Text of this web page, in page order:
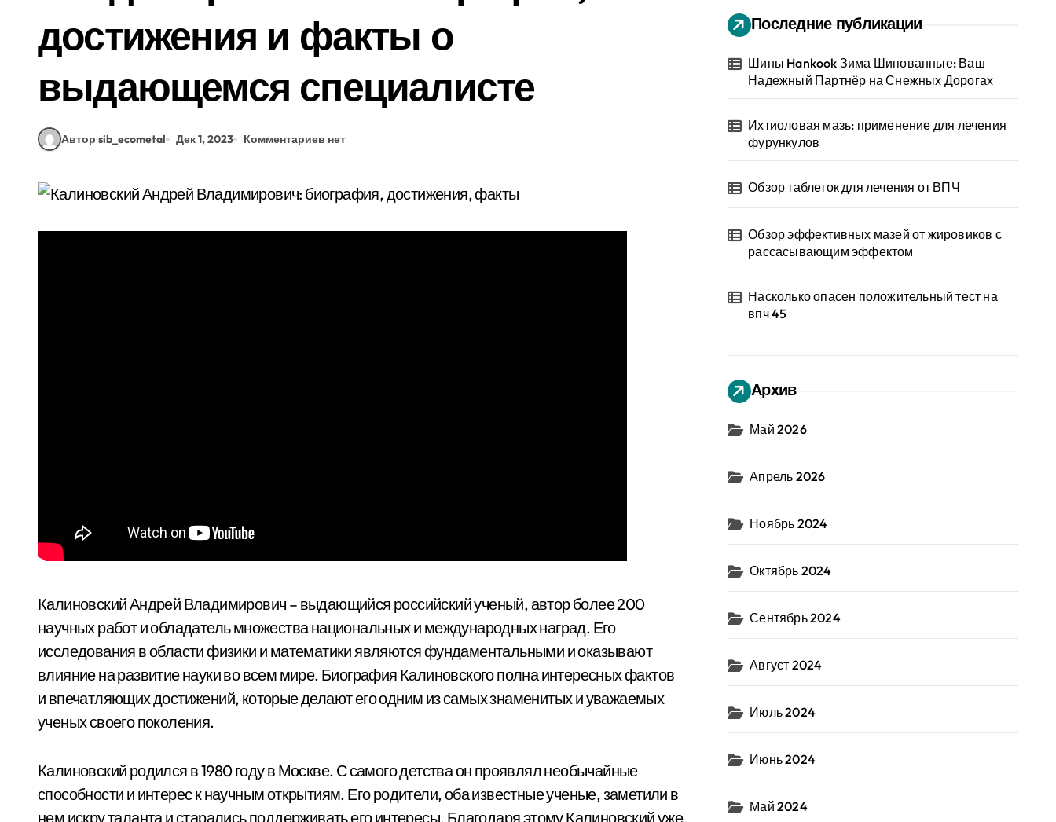
достижения и факты о
выдающемся специалисте
Автор sib_ecometal Дек 1, 2023 Комментариев нет
Калиновский Андрей Владимирович – выдающийся российский ученый, автор более 200
научных работ и обладатель множества национальных и международных наград. Его
исследования в области физики и математики являются фундаментальными и оказывают
влияние на развитие науки во всем мире. Биография Калиновского полна интересных фактов
и впечатляющих достижений, которые делают его одним из самых знаменитых и уважаемых
ученых своего поколения.
Калиновский родился в 1980 году в Москве. С самого детства он проявлял необычайные
способности и интерес к научным открытиям. Его родители, оба известные ученые, заметили в
нем искру таланта и старались поддерживать его интересы. Благодаря этому Калиновский уже
Последние публикации
Шины Hankook Зима Шипованные: Ваш
Надежный Партнёр на Снежных Дорогах
Ихтиоловая мазь: применение для лечения
фурункулов
Обзор таблеток для лечения от ВПЧ
Обзор эффективных мазей от жировиков с
рассасывающим эффектом
Насколько опасен положительный тест на
впч 45
Архив
Май 2026
Апрель 2026
Ноябрь 2024
Октябрь 2024
Сентябрь 2024
Август 2024
Июль 2024
Июнь 2024
Май 2024